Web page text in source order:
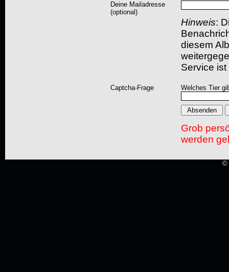
Deine Mailadresse
(optional)
Hinweis:
diesem
Service
Captcha-Frage Welches Tier
Grob
werden
©